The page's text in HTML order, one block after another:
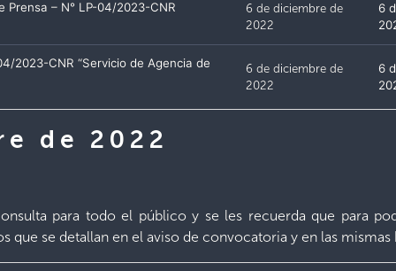
Prensa – N° LP-04/2023-CNR
6 de diciembre de
2022
6
2023-CNR “Servicio de Agencia de
6 de diciembre de
2022
6
de 2022
para todo el público y se les recuerda que para
que se detallan en el aviso de convocatoria y en las